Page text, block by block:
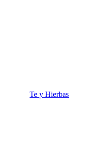
Te y Hierbas